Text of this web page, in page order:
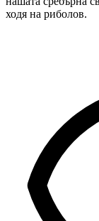
ходя на риболов.